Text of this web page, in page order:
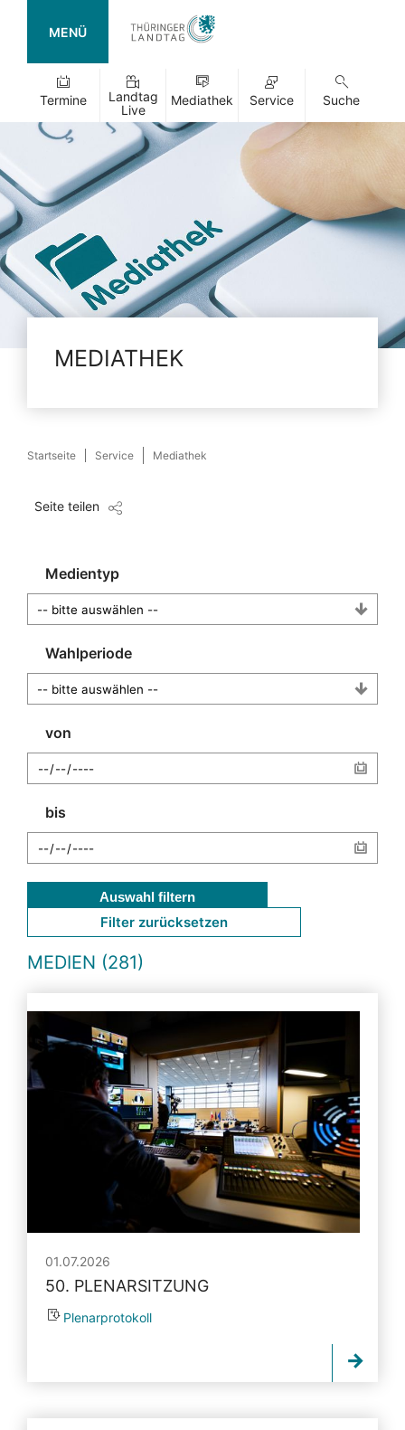
MENÜ
Termine
Landtag
Live
Mediathek Service Suche
MEDIATHEK
Startseite Service Mediathek
Seite teilen
Medientyp
Wahlperiode
von
bis
Auswahl filtern
Filter zurücksetzen
MEDIEN (281)
01.07.2026
50. PLENARSITZUNG
Plenarprotokoll